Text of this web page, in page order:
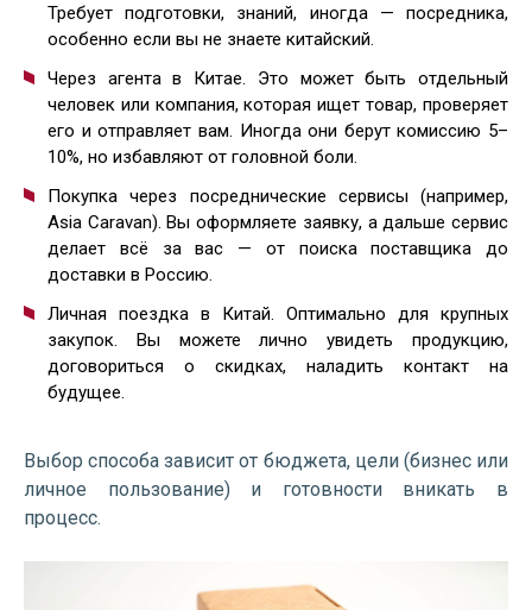
Требует подготовки, знаний, иногда — посредника,
особенно если вы не знаете китайский.
Через агента в Китае. Это может быть отдельный
человек или компания, которая ищет товар, проверяет
его и отправляет вам. Иногда они берут комиссию 5–
10%, но избавляют от головной боли.
Покупка через посреднические сервисы (например,
Asia Caravan). Вы оформляете заявку, а дальше сервис
делает всё за вас — от поиска поставщика до
доставки в Россию.
Личная поездка в Китай. Оптимально для крупных
закупок. Вы можете лично увидеть продукцию,
договориться о скидках, наладить контакт на
будущее.
Выбор способа зависит от бюджета, цели (бизнес или
личное пользование) и готовности вникать в
процесс.